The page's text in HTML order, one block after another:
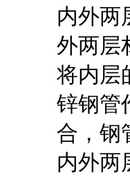
内外两
外两层
将内层
锌钢管
合，钢
内外两